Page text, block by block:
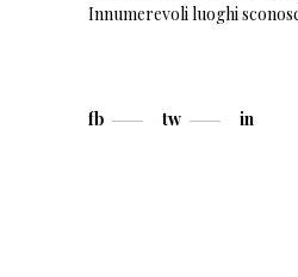
Innumerevoli luoghi
fb tw in